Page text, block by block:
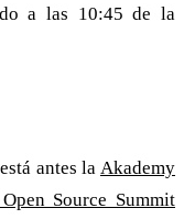
a las 10:45 de la
antes la Akademy
Source Summit